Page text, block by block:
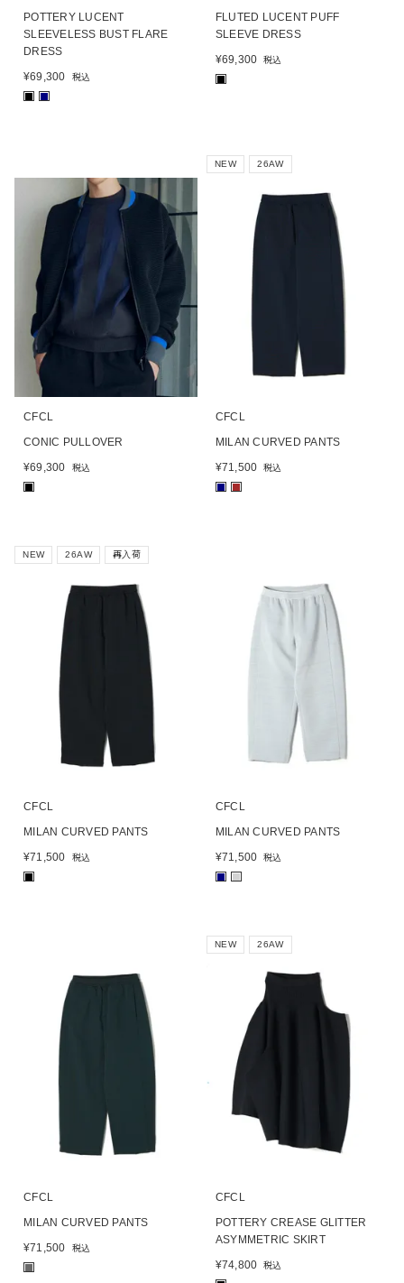
POTTERY LUCENT
SLEEVELESS BUST FLARE
DRESS
¥69,300 税込
FLUTED LUCENT PUFF
SLEEVE DRESS
¥69,300 税込
CFCL
CONIC PULLOVER
¥69,300 税込
■
NEW 26AW
CFCL
MILAN CURVED PANTS
¥71,500 税込
■ ■
NEW 26AW 再入荷
CFCL
MILAN CURVED PANTS
¥71,500 税込
■
CFCL
MILAN CURVED PANTS
¥71,500 税込
■ ■
CFCL
MILAN CURVED PANTS
¥71,500 税込
■
NEW 26AW
CFCL
POTTERY CREASE GLITTER
ASYMMETRIC SKIRT
¥74,800 税込